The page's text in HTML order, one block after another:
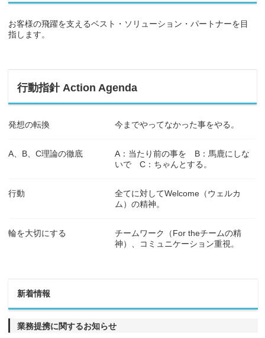
お客様の飛躍を支えるベスト・ソリューション・パートナーを目
指します。
行動指針 Action Agenda
発想の転換 今までやってなかった事をやる。
A、B、C理論の徹底
A：当たり前の事を B：馬鹿にしな
いで C：ちゃんとする。
行動
全てに対してWelcome（ウェルカ
ム）の精神。
輪を大切にする
チームワーク（For theチームの精
神）、コミュニケーション重視。
新着情報
業務提携に関するお知らせ